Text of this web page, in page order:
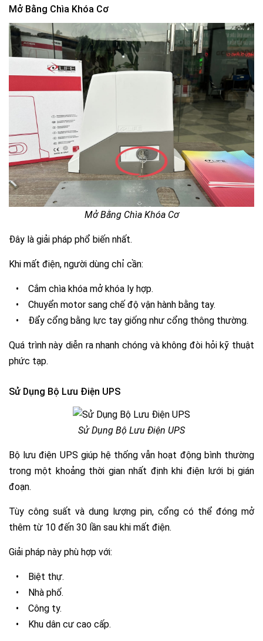
Mở Bằng Chìa Khóa Cơ
Mở Bằng Chìa Khóa Cơ
Đây là giải pháp phổ biến nhất.
Khi mất điện, người dùng chỉ cần:
• Cắm chìa khóa mở khóa ly hợp.
• Chuyển motor sang chế độ vận hành bằng tay.
• Đẩy cổng bằng lực tay giống như cổng thông thường.
Quá trình này diễn ra nhanh chóng và không đòi hỏi kỹ thuật
phức tạp.
Sử Dụng Bộ Lưu Điện UPS
Sử Dụng Bộ Lưu Điện UPS
Bộ lưu điện UPS giúp hệ thống vẫn hoạt động bình thường
trong một khoảng thời gian nhất định khi điện lưới bị gián
đoạn.
Tùy công suất và dung lượng pin, cổng có thể đóng mở
thêm từ 10 đến 30 lần sau khi mất điện.
Giải pháp này phù hợp với:
• Biệt thự.
• Nhà phố.
• Công ty.
• Khu dân cư cao cấp.